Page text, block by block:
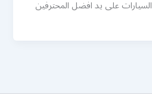
على يد افضل المحترفين